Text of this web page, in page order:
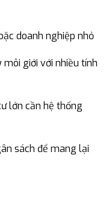
doanh nghiệp nhỏ
giới với nhiều tính
lớn cần hệ thống
sách để mang lại
số lượng